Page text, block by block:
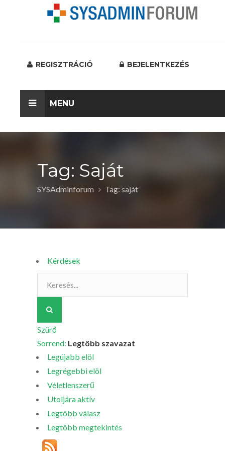
REGISZTRÁCIÓ BEJELENTKEZÉS
MENU
Tag: Saját
SYSAdminforum Tag: saját
Kérdések
Szürő
Sorrend: Legtöbb szavazat
Legújabb elöl
Legrégebbi elöl
Véletlenszerű
Utoljára aktív
Legtöbb válasz
Legtöbb megtekintés